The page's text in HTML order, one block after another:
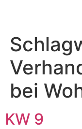
bei
KW 9